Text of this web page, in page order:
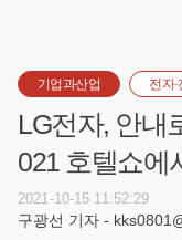
기업과산업 전자
LG전자, 안내
021 호텔쇼에
2021-10-15 11:52:29
구광선 기자 -